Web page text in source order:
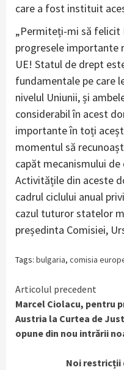
care a fost instituit
„Permiteți-mi să felicit
progresele importante
UE! Statul de drept
fundamentale pe care
nivelul Uniunii, și
considerabil în acest
importante în toți
momentul să
capăt mecanismului
Activitățile din aceste
cadrul ciclului anual
cazul tuturor statelor
președinta Comisiei,
Tags: bulgaria, comisia
Continue
Reading
Articolul precedent
Marcel Ciolacu, pentru
Austria la Curtea de
opune din nou intrării
Noi restricții